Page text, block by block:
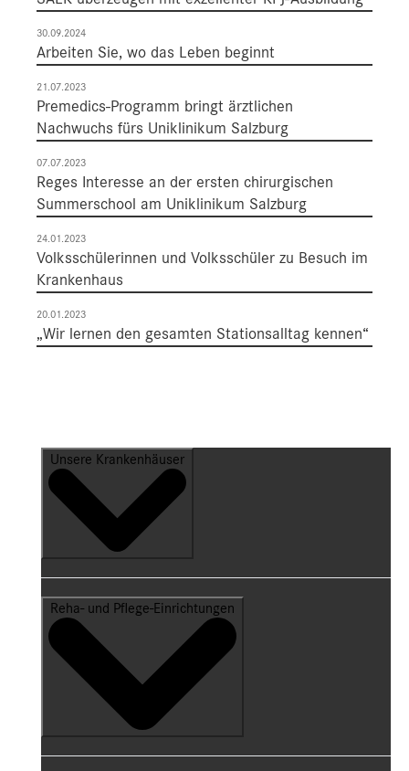
30.09.2024
Arbeiten Sie, wo das Leben beginnt
21.07.2023
Premedics-Programm bringt ärztlichen
Nachwuchs fürs Uniklinikum Salzburg
07.07.2023
Reges Interesse an der ersten chirurgischen
Summerschool am Uniklinikum Salzburg
24.01.2023
Volksschülerinnen und Volksschüler zu Besuch im
Krankenhaus
20.01.2023
„Wir lernen den gesamten Stationsalltag kennen“
Unsere Krankenhäuser
Reha- und Pflege-Einrichtungen